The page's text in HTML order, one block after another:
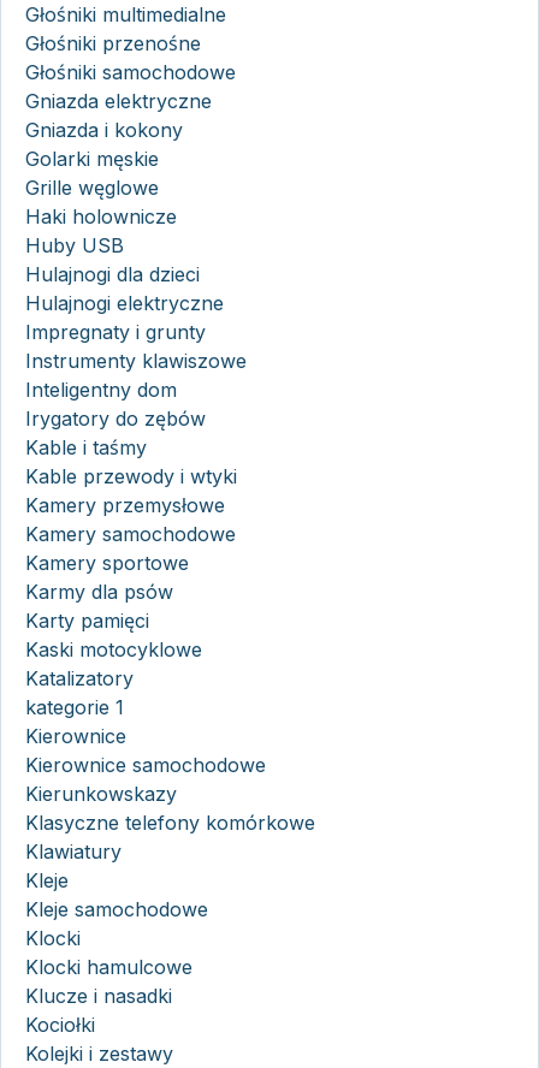
Głośniki multimedialne
Głośniki przenośne
Głośniki samochodowe
Gniazda elektryczne
Gniazda i kokony
Golarki męskie
Grille węglowe
Haki holownicze
Huby USB
Hulajnogi dla dzieci
Hulajnogi elektryczne
Impregnaty i grunty
Instrumenty klawiszowe
Inteligentny dom
Irygatory do zębów
Kable i taśmy
Kable przewody i wtyki
Kamery przemysłowe
Kamery samochodowe
Kamery sportowe
Karmy dla psów
Karty pamięci
Kaski motocyklowe
Katalizatory
kategorie 1
Kierownice
Kierownice samochodowe
Kierunkowskazy
Klasyczne telefony komórkowe
Klawiatury
Kleje
Kleje samochodowe
Klocki
Klocki hamulcowe
Klucze i nasadki
Kociołki
Kolejki i zestawy